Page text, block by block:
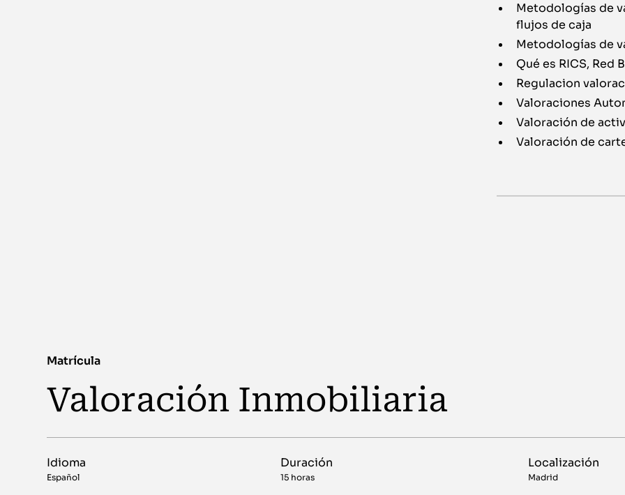
Metodologías de
flujos de caja
Metodologías de
Qué es RICS, Red
Regulacion
Valoraciones
Valoración de
Valoración de
Matrícula
Valoración Inmobiliaria
Idioma
Español
Duración
15 horas
Localización
Madrid